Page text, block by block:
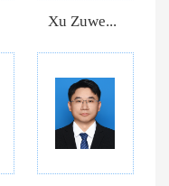
Xu Zuwe...